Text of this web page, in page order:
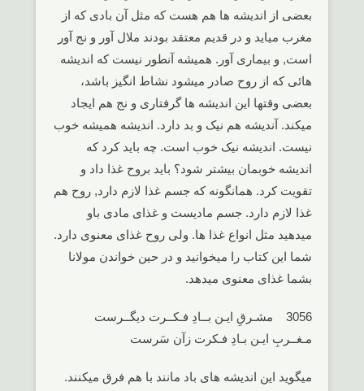
بعضی از اندیشه ها هم هست که مثل آن بادی که از
مغرب میاید و در قدیم معتقد بودند ملال آور و نج آور
است, و بیماری آور. همیشه آنطور نیست که اندیشه
هائی که از روح صادر میشود نشاط انگیز باشد،
بعضی وقتها این اندیشه ها گرفتاری و نج هم ایجاد
میکند. آندیشه هم نیک و بد دارد. اندیشه همیشه خوب
نیست. اندیشه نیک خوب است. چه باید کرد که
اندیشه خوبمان بیشتر شود؟ باید بروح غذا داد و
تقویت کرد. همانگونه که جسم غذا لازم دارد, روح هم
غذا لازم دارد. جسم مادیست و غذای مادی باو
میدهید مثل انواع غذا ها. ولی روح غذای معنوی دارد.
شما این کتاب را میخوانید و در حین خواندن مولانا
بشما غذای معنوی میدهد.
3056 مشـرقِ ایـن بــادِ فـکــرت دیگــرست
مـغــربِ ایـن بـادِ فـکرت زآن سَرست
میگوید این اندیشه های باد مانند با هم فرق میکنند.